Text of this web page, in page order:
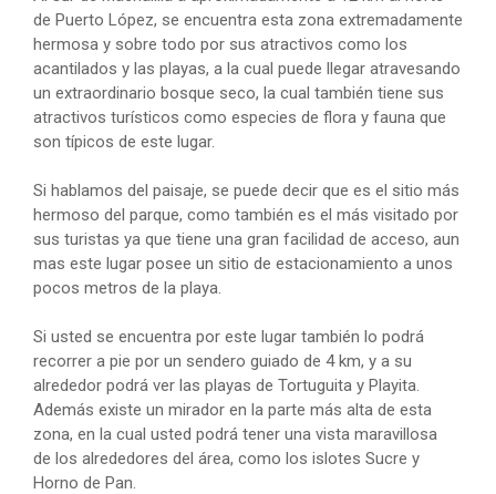
de Puerto López, se encuentra esta zona extremadamente
hermosa y sobre todo por sus atractivos como los
acantilados y las playas, a la cual puede llegar atravesando
un extraordinario bosque seco, la cual también tiene sus
atractivos turísticos como especies de flora y fauna que
son típicos de este lugar.
Si hablamos del paisaje, se puede decir que es el sitio más
hermoso del parque, como también es el más visitado por
sus turistas ya que tiene una gran facilidad de acceso, aun
mas este lugar posee un sitio de estacionamiento a unos
pocos metros de la playa.
Si usted se encuentra por este lugar también lo podrá
recorrer a pie por un sendero guiado de 4 km, y a su
alrededor podrá ver las playas de Tortuguita y Playita.
Además existe un mirador en la parte más alta de esta
zona, en la cual usted podrá tener una vista maravillosa
de los alrededores del área, como los islotes Sucre y
Horno de Pan.